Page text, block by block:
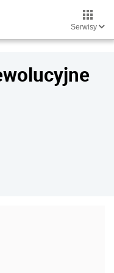
Serwisy